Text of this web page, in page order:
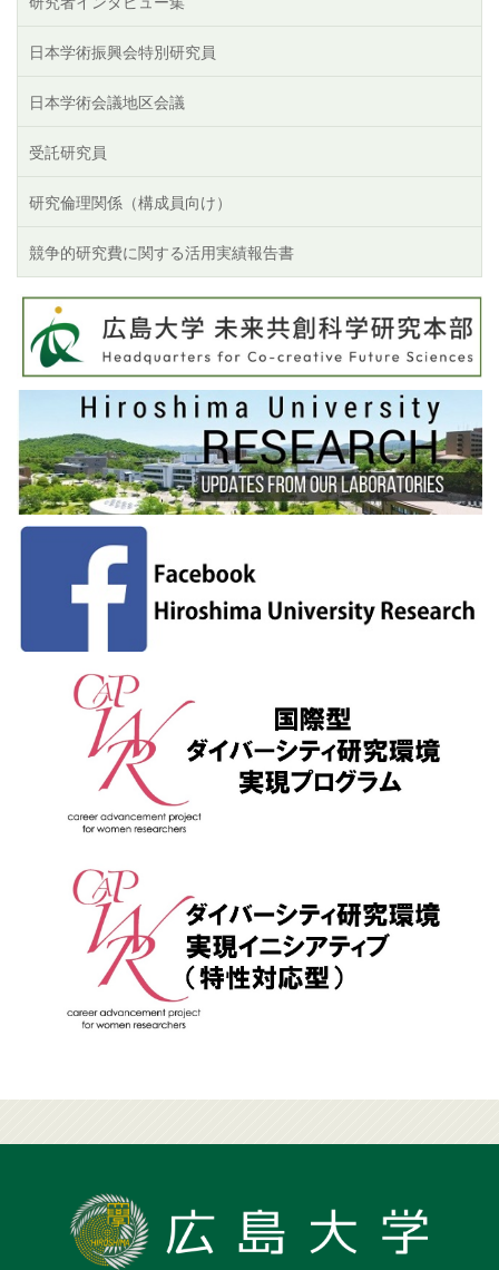
日本学術振興会特別研究員
日本学術会議地区会議
受託研究員
研究倫理関係（構成員向け）
競争的研究費に関する活用実績報告書